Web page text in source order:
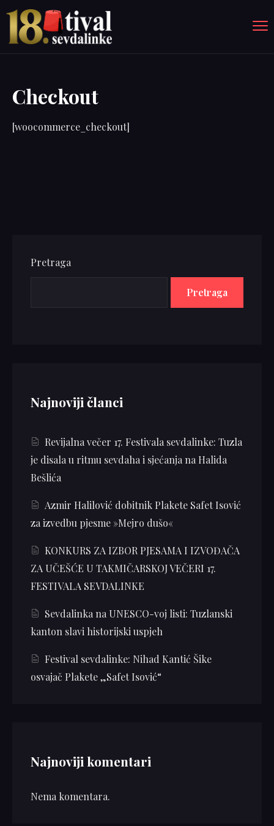
Checkout
[woocommerce_checkout]
Pretraga
Pretraga
Najnoviji članci
Revijalna večer 17. Festivala sevdalinke: Tuzla
je disala u ritmu sevdaha i sjećanja na Halida
Bešlića
Azmir Halilović dobitnik Plakete Safet Isović
za izvedbu pjesme »Mejro dušo«
KONKURS ZA IZBOR PJESAMA I IZVOĐAČA
ZA UČEŠĆE U TAKMIČARSKOJ VEČERI 17.
FESTIVALA SEVDALINKE
Sevdalinka na UNESCO-voj listi: Tuzlanski
kanton slavi historijski uspjeh
Festival sevdalinke: Nihad Kantić Šike
osvajač Plakete „Safet Isović“
Najnoviji komentari
Nema komentara.